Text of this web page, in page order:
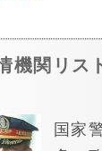
機関リ
国家